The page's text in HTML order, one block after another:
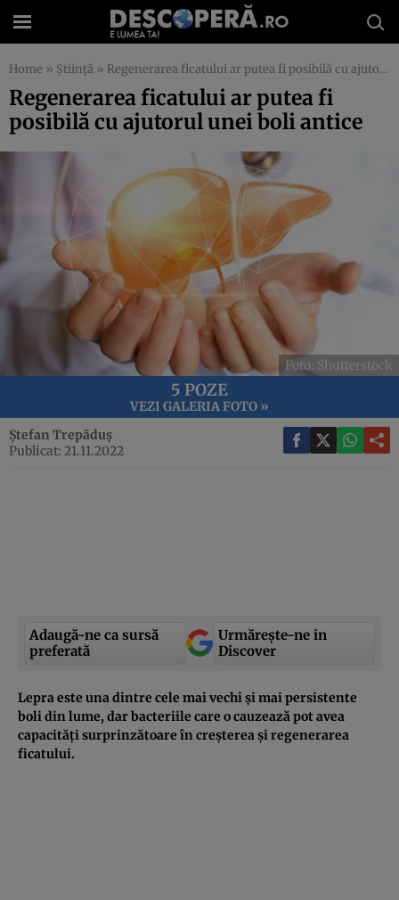
Home » Știință » Regenerarea ficatului ar putea fi posibilă cu ajutorul unei boli antice
Regenerarea ficatului ar putea fi
posibilă cu ajutorul unei boli antice
Foto: Shutterstock
5 POZE
VEZI GALERIA FOTO »
Ștefan Trepăduș
Publicat: 21.11.2022
Adaugă-ne ca sursă
preferată
Urmărește-ne in
Discover
Lepra este una dintre cele mai vechi și mai persistente
boli din lume, dar bacteriile care o cauzează pot avea
capacități surprinzătoare în creșterea și regenerarea
ficatului.